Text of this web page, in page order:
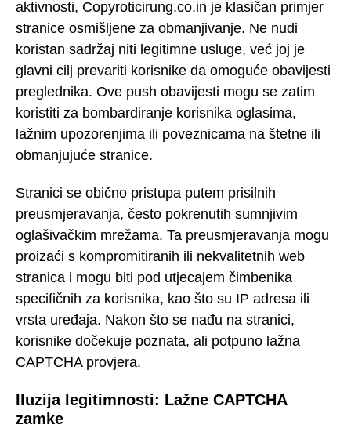
aktivnosti, Copyroticirung.co.in je klasičan primjer
stranice osmišljene za obmanjivanje. Ne nudi
koristan sadržaj niti legitimne usluge, već joj je
glavni cilj prevariti korisnike da omoguće obavijesti
preglednika. Ove push obavijesti mogu se zatim
koristiti za bombardiranje korisnika oglasima,
lažnim upozorenjima ili poveznicama na štetne ili
obmanjujuće stranice.
Stranici se obično pristupa putem prisilnih
preusmjeravanja, često pokrenutih sumnjivim
oglašivačkim mrežama. Ta preusmjeravanja mogu
proizaći s kompromitiranih ili nekvalitetnih web
stranica i mogu biti pod utjecajem čimbenika
specifičnih za korisnika, kao što su IP adresa ili
vrsta uređaja. Nakon što se nađu na stranici,
korisnike dočekuje poznata, ali potpuno lažna
CAPTCHA provjera.
Iluzija legitimnosti: Lažne CAPTCHA
zamke